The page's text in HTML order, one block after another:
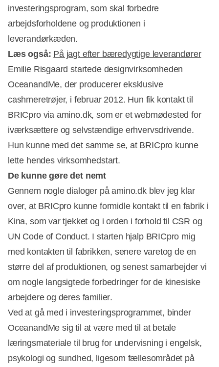
investeringsprogram, som skal forbedre
arbejdsforholdene og produktionen i
leverandørkæden.
Læs også: På jagt efter bæredygtige leverandører
Emilie Risgaard startede designvirksomheden
OceanandMe, der producerer eksklusive
cashmeretrøjer, i februar 2012. Hun fik kontakt til
BRICpro via amino.dk, som er et webmødested for
iværksættere og selvstændige erhvervsdrivende.
Hun kunne med det samme se, at BRICpro kunne
lette hendes virksomhedstart.
De kunne gøre det nemt
Gennem nogle dialoger på amino.dk blev jeg klar
over, at BRICpro kunne formidle kontakt til en fabrik i
Kina, som var tjekket og i orden i forhold til CSR og
UN Code of Conduct. I starten hjalp BRICpro mig
med kontakten til fabrikken, senere varetog de en
større del af produktionen, og senest samarbejder vi
om nogle langsigtede forbedringer for de kinesiske
arbejdere og deres familier.
Ved at gå med i investeringsprogrammet, binder
OceanandMe sig til at være med til at betale
læringsmateriale til brug for undervisning i engelsk,
psykologi og sundhed, ligesom fællesområdet på